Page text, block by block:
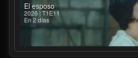
El esposo
2026 | T1E11
En 2 días